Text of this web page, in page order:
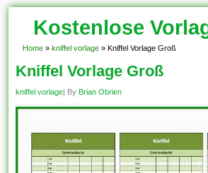
Kostenlose
Download!
Home » kniffel vorlage » Kniffel Vorlage Groß
Kniffel Vorlage Groß
kniffel vorlage| By Brian Obrien